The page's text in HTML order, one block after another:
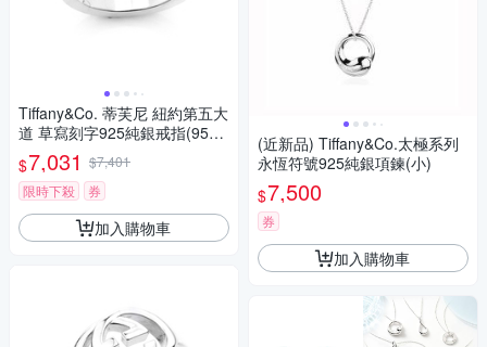
Tiffany&Co. 蒂芙尼 紐約第五大
道 草寫刻字925純銀戒指(95成
新)
$7,031 $7,401
限時下殺
券
加入購物車
(近新品) Tiffany&Co.太極系列
永恆符號925純銀項鍊(小)
$7,500
券
加入購物車